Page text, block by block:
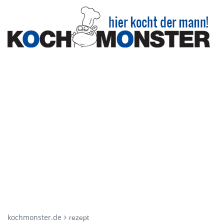
kochmonster.de rezept